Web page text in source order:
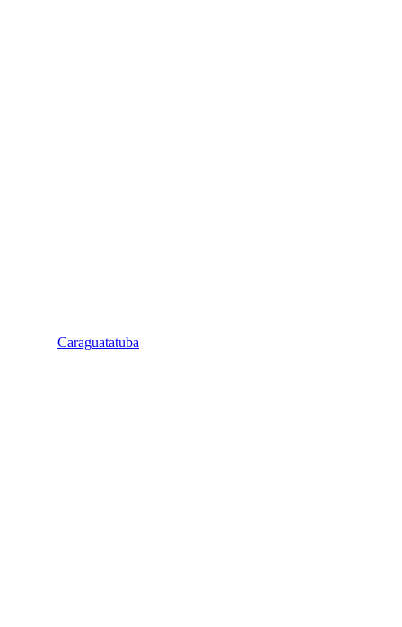
Caraguatatuba